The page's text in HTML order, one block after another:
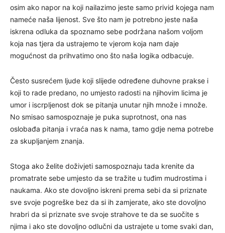
osim ako napor na koji nailazimo jeste samo privid kojega nam
nameće naša lijenost. Sve što nam je potrebno jeste naša
iskrena odluka da spoznamo sebe podržana našom voljom
koja nas tjera da ustrajemo te vjerom koja nam daje
mogućnost da prihvatimo ono što naša logika odbacuje.
Često susrećem ljude koji slijede određene duhovne prakse i
koji to rade predano, no umjesto radosti na njihovim licima je
umor i iscrpljenost dok se pitanja unutar njih množe i množe.
No smisao samospoznaje je puka suprotnost, ona nas
oslobađa pitanja i vraća nas k nama, tamo gdje nema potrebe
za skupljanjem znanja.
Stoga ako želite doživjeti samospoznaju tada krenite da
promatrate sebe umjesto da se tražite u tuđim mudrostima i
naukama. Ako ste dovoljno iskreni prema sebi da si priznate
sve svoje pogreške bez da si ih zamjerate, ako ste dovoljno
hrabri da si priznate sve svoje strahove te da se suočite s
njima i ako ste dovoljno odlučni da ustrajete u tome svaki dan,